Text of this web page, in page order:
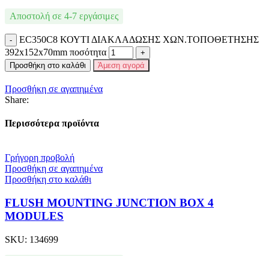
Αποστολή σε 4-7 εργάσιμες
EC350C8 ΚΟΥΤΙ ΔΙΑΚΛΑΔΩΣΗΣ ΧΩΝ.ΤΟΠΟΘΕΤΗΣΗΣ
392x152x70mm ποσότητα
Προσθήκη στο καλάθι Άμεση αγορά
Προσθήκη σε αγαπημένα
Share:
Περισσότερα προϊόντα
Γρήγορη προβολή
Προσθήκη σε αγαπημένα
Προσθήκη στο καλάθι
FLUSH MOUNTING JUNCTION BOX 4
MODULES
SKU: 134699